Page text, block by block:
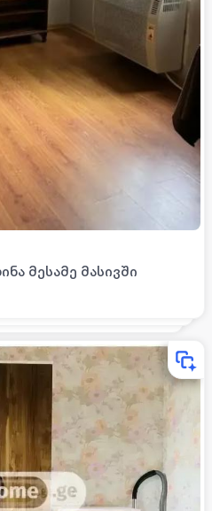
მესამე მასივში